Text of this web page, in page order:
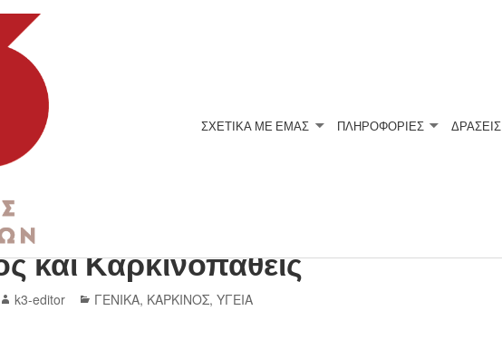
ΣΧΕΤΙΚΆ ΜΕ ΕΜΆΣ ΠΛΗΡΟΦΟΡΙΕΣ ΔΡΑΣΕΙΣ
τον Ιατρό μας.
και Καρκινοπαθείς
k3-editor ΓΕΝΙΚΑ, ΚΑΡΚΙΝΟΣ,ΥΓΕΙΑ